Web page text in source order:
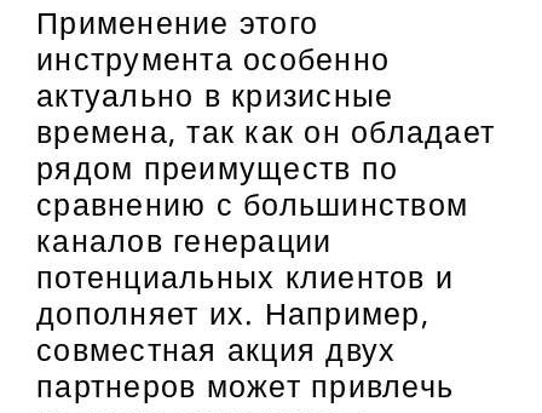
Применение этого
инструмента особенно
актуально в кризисные
времена, так как он обладает
рядом преимуществ по
сравнению с большинством
каналов генерации
потенциальных клиентов и
дополняет их. Например,
совместная акция двух
партнеров может привлечь